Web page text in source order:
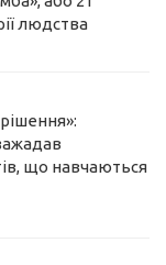
людства
що навчаються